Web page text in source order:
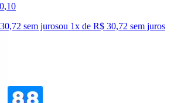
,10
sem jurosou 1x de R$ 30,72 sem juros